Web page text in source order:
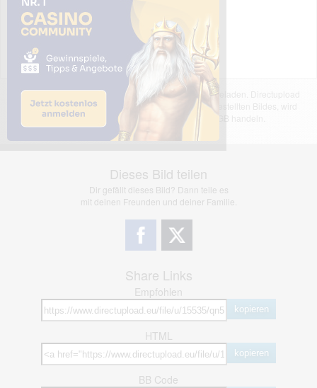
Das dargestellte Bild wurde von einem Nutzer hochgeladen. Directupload
übernimmt keinerlei Haftung für den Inhalt des dargestellten Bildes, wird
jedoch bei Verstößen nach §2(3) unserer AGB handeln.
Dieses Bild teilen
Dir gefällt dieses Bild? Dann teile es
mit deinen Freunden und deiner Familie.
Share Links
Empfohlen
kopieren
HTML
kopieren
BB Code